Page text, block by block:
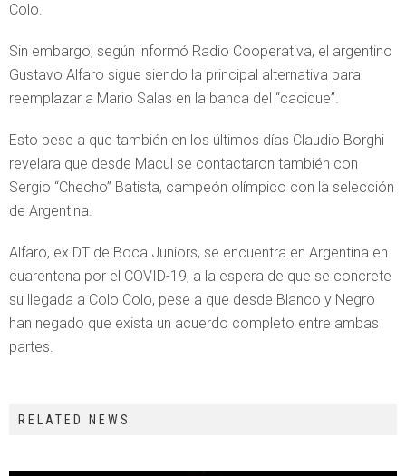
Colo.
Sin embargo, según informó Radio Cooperativa, el argentino
Gustavo Alfaro sigue siendo la principal alternativa para
reemplazar a Mario Salas en la banca del “cacique”.
Esto pese a que también en los últimos días Claudio Borghi
revelara que desde Macul se contactaron también con
Sergio “Checho” Batista, campeón olímpico con la selección
de Argentina.
Alfaro, ex DT de Boca Juniors, se encuentra en Argentina en
cuarentena por el COVID-19, a la espera de que se concrete
su llegada a Colo Colo, pese a que desde Blanco y Negro
han negado que exista un acuerdo completo entre ambas
partes.
RELATED NEWS